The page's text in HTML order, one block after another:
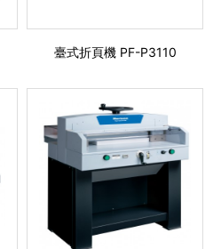
臺式折頁機 PF-P3110